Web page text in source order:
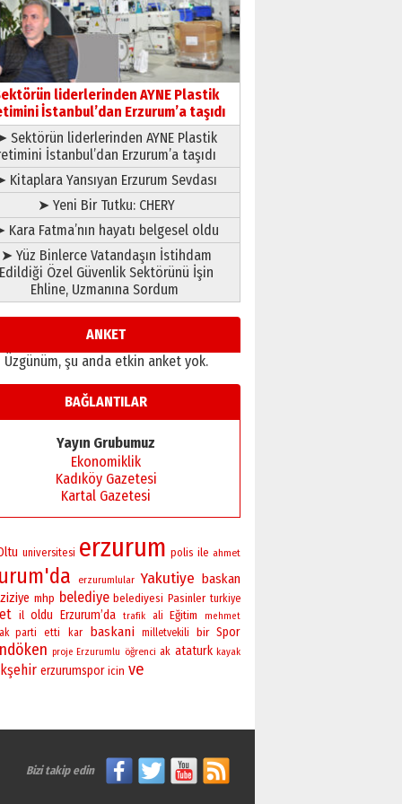
13 Mayıs 2026 Çarşamba
Esat BİNDESEN
Başkan Sekmen’den Erzurum’a
bir vizyon proje daha!
02 Ağustos 2026 Pazar
liderlerinden AYNE Plastik
İstanbul’dan Erzurum’a taşıdı
Sektörün liderlerinden AYNE Plastik
İstanbul’dan Erzurum’a taşıdı
Kitaplara Yansıyan Erzurum Sevdası
➤ Yeni Bir Tutku: CHERY
Kara Fatma’nın hayatı belgesel oldu
➤ Yüz Binlerce Vatandaşın İstihdam
Edildiği Özel Güvenlik Sektörünü İşin
Ehline, Uzmanına Sordum
ANKET
Üzgünüm, şu anda etkin anket yok.
BAĞLANTILAR
Yayın Grubumuz
Ekonomiklik
Kadıköy Gazetesi
Kartal Gazetesi
universitesi erzurum polis ile ahmet
erzurumlular Yakutiye baskan
mhp belediye belediyesi Pasinler turkiye
il oldu Erzurum’da trafik ali Eğitim mehmet
ak parti etti kar baskani milletvekili bir Spor
proje Erzurumlu öğrenci ak ataturk kayak
erzurumspor icin ve
Bizi takip edin